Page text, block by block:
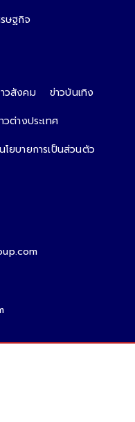
ษฐกิจ
วสังคม
ข่าวบันเทิง
วต่างประเทศ
นโยบายการเป็นส่วนตัว